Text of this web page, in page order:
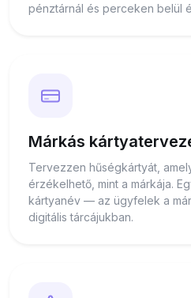
pénztárnál és perceken belül
Márkás
Tervezzen hűségkártyát,
érzékelhető, mint a márkája.
kártyanév — az ügyfelek a
digitális tárcájukban.